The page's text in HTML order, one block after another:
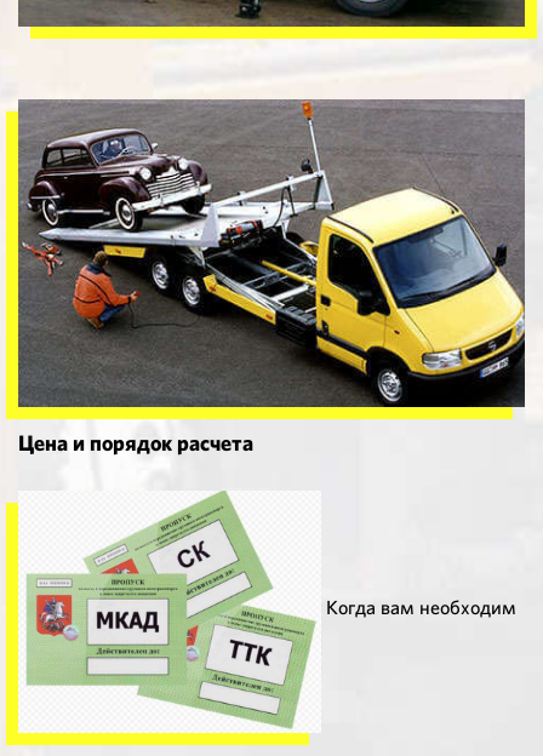
Цена и порядок расчета
Когда вам необходим